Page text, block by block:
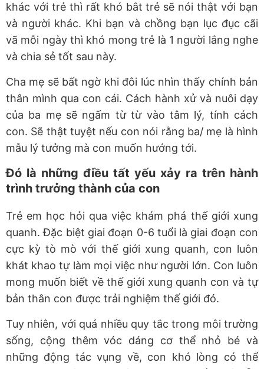
khác với trẻ thì rất khó bắt trẻ sẽ nói thật với bạn
và người khác. Khi bạn và chồng bạn lục đục cãi
vã mỗi ngày thì khó mong trẻ là 1 người lắng nghe
và chia sẻ tốt sau này.
Cha mẹ sẽ bất ngờ khi đôi lúc nhìn thấy chính bản
thân mình qua con cái. Cách hành xử và nuôi dạy
của ba mẹ sẽ ngấm từ từ vào tâm lý, tính cách
con. Sẽ thật tuyệt nếu con nói rằng ba/ mẹ là hình
mẫu lý tưởng mà con muốn hướng tới.
Đó là những điều tất yếu xảy ra trên hành
trình trưởng thành của con
Trẻ em học hỏi qua việc khám phá thế giới xung
quanh. Đặc biệt giai đoạn 0-6 tuổi là giai đoạn con
cực kỳ tò mò với thế giới xung quanh, con luôn
khát khao tự làm mọi việc như người lớn. Con luôn
mong muốn biết về thế giới xung quanh con và tự
bản thân con được trải nghiệm thế giới đó.
Tuy nhiên, với quá nhiều quy tắc trong môi trường
sống, cộng thêm vóc dáng cơ thể nhỏ bé và
những động tác vụng về, con khó lòng có thể